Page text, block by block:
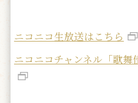
ニコニコ生放送はこちら
ニコニコチャンネル「歌舞